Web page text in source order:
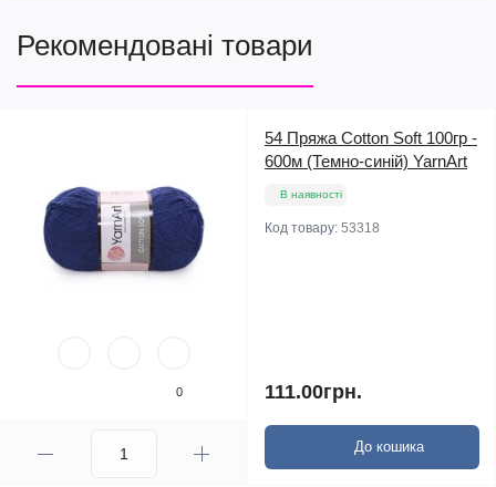
Рекомендовані товари
0
54 Пряжа Cotton Soft 100гр -
600м (Темно-синій) YarnArt
В наявності
Код товару: 53318
111.00грн.
До кошика